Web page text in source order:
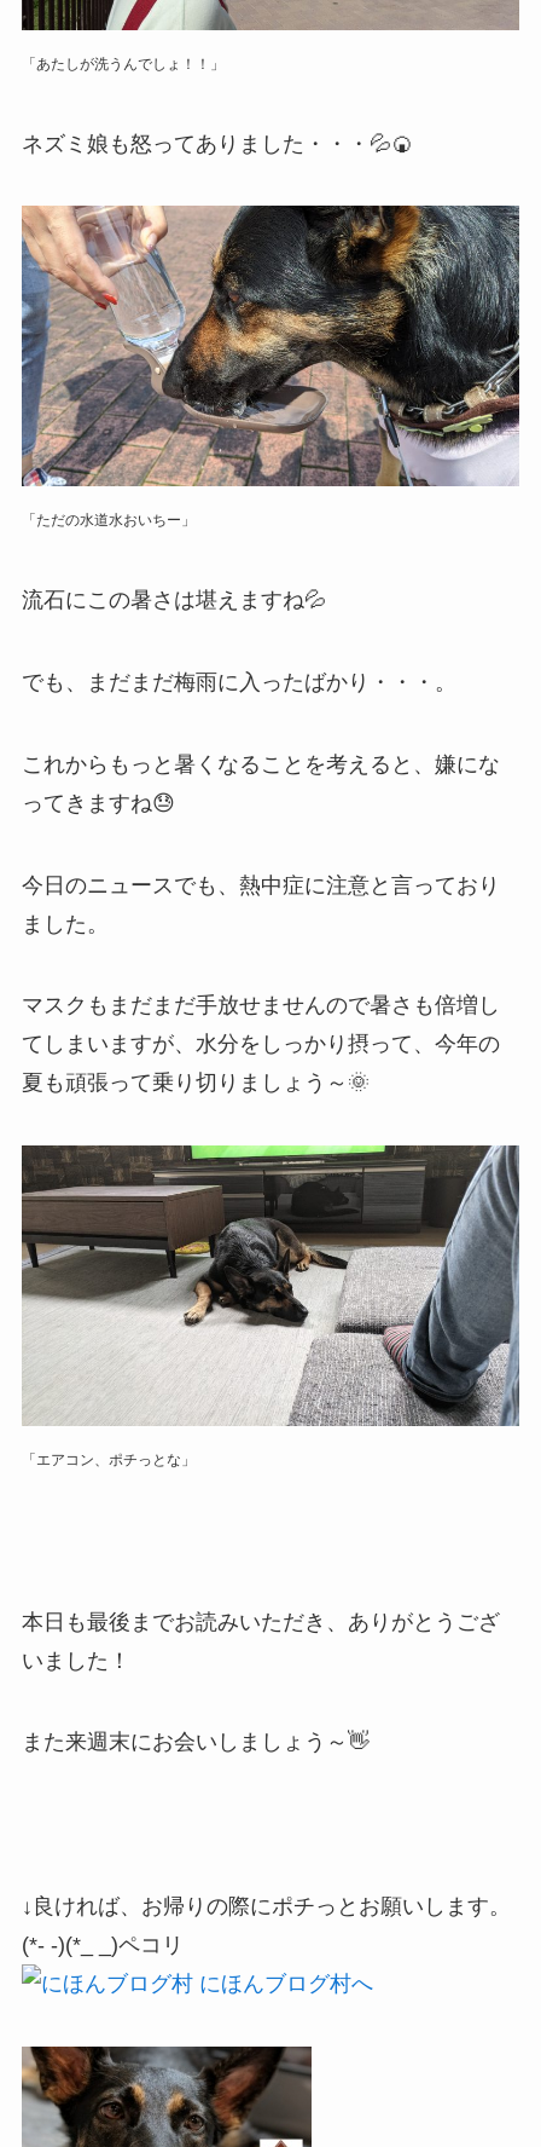
「あたしが洗うんでしょ！！」
ネズミ娘も怒ってありました・・・💦🍘
「ただの水道水おいちー」
流石にこの暑さは堪えますね💦
でも、まだまだ梅雨に入ったばかり・・・。
これからもっと暑くなることを考えると、嫌にな
ってきますね😓
今日のニュースでも、熱中症に注意と言っており
ました。
マスクもまだまだ手放せませんので暑さも倍増し
てしまいますが、水分をしっかり摂って、今年の
夏も頑張って乗り切りましょう～🌞
「エアコン、ポチっとな」
本日も最後までお読みいただき、ありがとうござ
いました！
また来週末にお会いしましょう～👋
↓良ければ、お帰りの際にポチっとお願いします。
(*- -)(*_ _)ペコリ